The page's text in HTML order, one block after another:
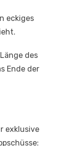
eckiges
des
Ende der
exklusive